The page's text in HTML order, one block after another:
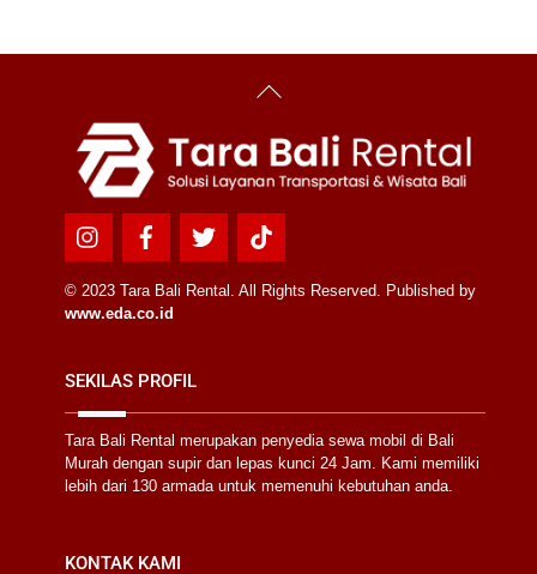
Back
Icon
Icon
Icon
Icon
© 2023 Tara Bali Rental. All Rights Reserved. Published by
www.eda.co.id
SEKILAS PROFIL
Tara Bali Rental merupakan penyedia sewa mobil di Bali
Murah dengan supir dan lepas kunci 24 Jam. Kami memiliki
lebih dari 130 armada untuk memenuhi kebutuhan anda.
KONTAK KAMI